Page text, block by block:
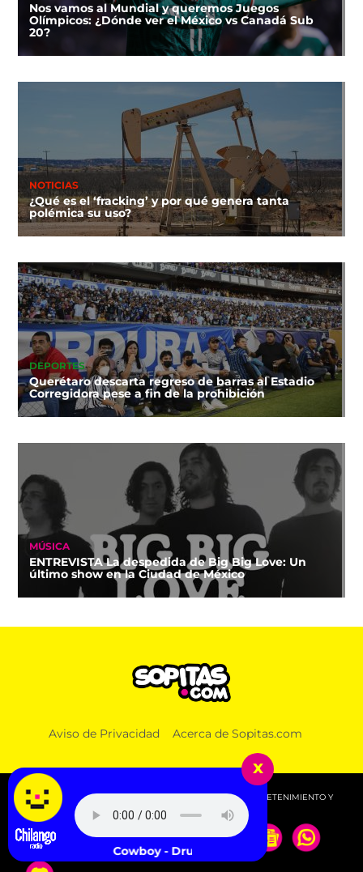
Nos vamos al Mundial y queremos Juegos
Olímpicos: ¿Dónde ver el México vs Canadá Sub
20?
NOTICIAS
¿Qué es el ‘fracking’ y por qué genera tanta
polémica su uso?
DEPORTES
Querétaro descarta regreso de barras al Estadio
Corregidora pese a fin de la prohibición
MÚSICA
ENTREVISTA La despedida de Big Big Love: Un
último show en la Ciudad de México
Aviso de Privacidad Acerca de Sopitas.com
© 2026 SOPITAS.COM - MÚSICA, NOTICIAS, DEPORTES, ENTRETENIMIENTO Y
MÁS!.
x
Westside Cowboy - Drunk Surfer